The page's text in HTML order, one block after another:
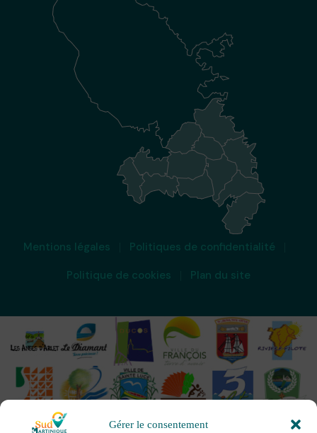
Gérer le consentement
Mentions légales
Politiques de confidentialité
Politique de cookies
Plan du site